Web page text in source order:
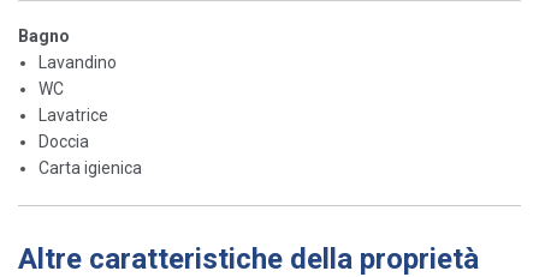
Bagno
Lavandino
WC
Lavatrice
Doccia
Carta igienica
Altre caratteristiche della proprietà